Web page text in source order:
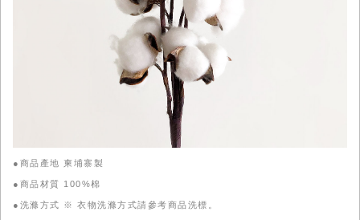
●商品產地 柬埔寨製
●商品材質 100%棉
●洗滌方式 ※ 衣物洗滌方式請參考商品洗標。